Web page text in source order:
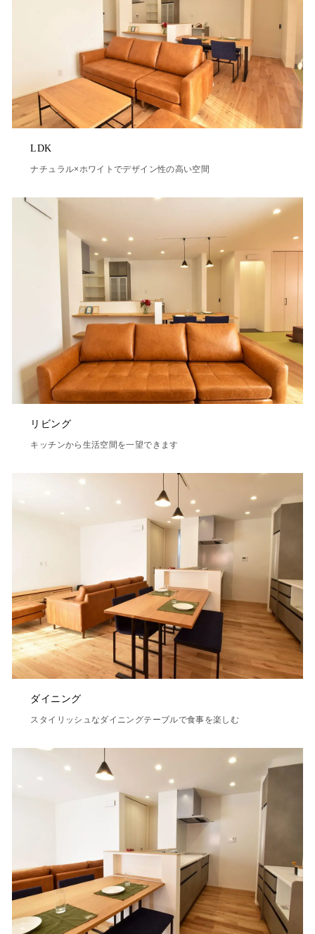
LDK
ナチュラル×ホワイトでデザイン性の高い空間
リビング
キッチンから生活空間を一望できます
ダイニング
スタイリッシュなダイニングテーブルで食事を楽しむ